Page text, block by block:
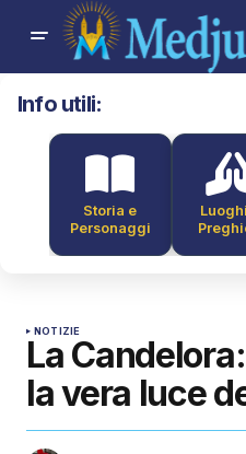
Info utili:
Storia e
Personaggi
NOTIZIE
La
la vera luce